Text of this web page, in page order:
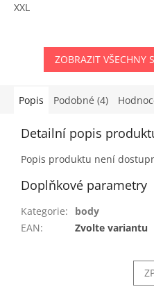
XXL
ZOBRAZIT VŠECHNY
Popis Podobné (4)
Detailní popis
Popis produktu není
Doplňkové parametry
Kategorie:
body
EAN: Zvolte variantu